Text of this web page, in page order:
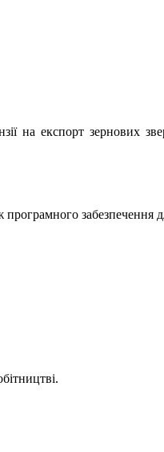
на експорт зернових
забезпечення